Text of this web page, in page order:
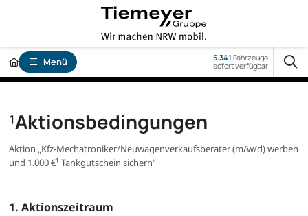
Menü 5.341 Fahrzeuge
sofort verfügbar
¹Aktionsbedingungen
Aktion „Kfz-Mechatroniker/Neuwagenverkaufsberater (m/w/d) werben
und 1.000 €¹ Tankgutschein sichern“
1. Aktionszeitraum